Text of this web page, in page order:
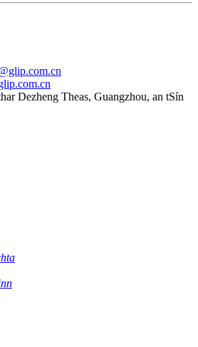
Dezheng Theas, Guangzhou, an tSín